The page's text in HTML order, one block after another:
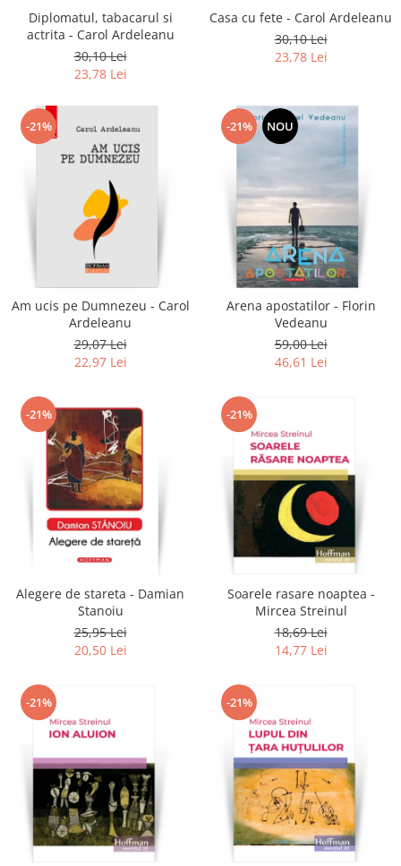
Diplomatul, tabacarul si
actrita - Carol Ardeleanu
30,10 Lei
23,78 Lei
Casa cu fete - Carol Ardeleanu
30,10 Lei
23,78 Lei
-21%
Am ucis pe Dumnezeu - Carol
Ardeleanu
29,07 Lei
22,97 Lei
-21% NOU
Arena apostatilor - Florin
Vedeanu
59,00 Lei
46,61 Lei
-21%
Alegere de stareta - Damian
Stanoiu
25,95 Lei
20,50 Lei
-21%
Soarele rasare noaptea -
Mircea Streinul
18,69 Lei
14,77 Lei
-21% -21%